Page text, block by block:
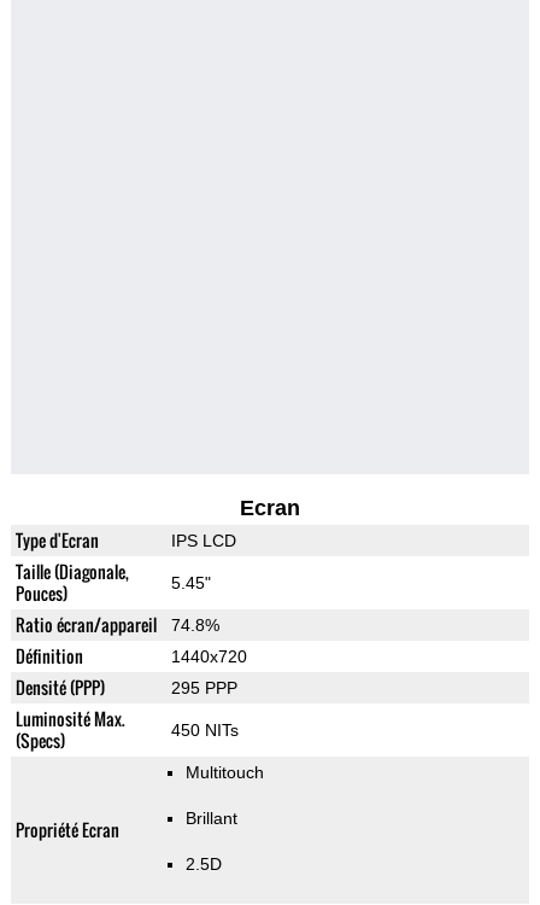
Ecran
Type d'Ecran IPS LCD
Taille (Diagonale,
Pouces)
5.45"
Ratio écran/appareil 74.8%
Définition 1440x720
Densité (PPP) 295 PPP
Luminosité Max.
(Specs)
450 NITs
Propriété Ecran
Multitouch
Brillant
2.5D